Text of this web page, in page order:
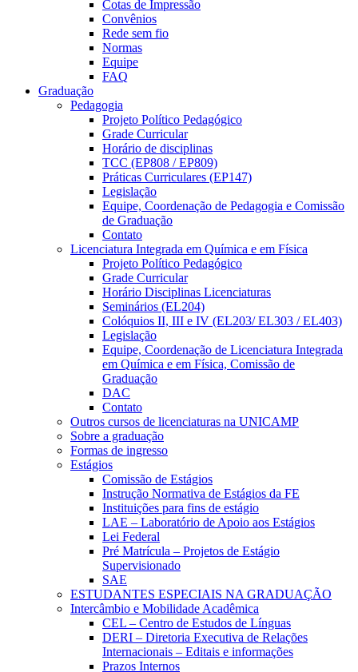
Cotas de Impressão
Convênios
Rede sem fio
Normas
Equipe
FAQ
Graduação
Pedagogia
Projeto Político Pedagógico
Grade Curricular
Horário de disciplinas
TCC (EP808 / EP809)
Práticas Curriculares (EP147)
Legislação
Equipe, Coordenação de Pedagogia e Comissão
de Graduação
Contato
Licenciatura Integrada em Química e em Física
Projeto Político Pedagógico
Grade Curricular
Horário Disciplinas Licenciaturas
Seminários (EL204)
Colóquios II, III e IV (EL203/ EL303 / EL403)
Legislação
Equipe, Coordenação de Licenciatura Integrada
em Química e em Física, Comissão de
Graduação
DAC
Contato
Outros cursos de licenciaturas na UNICAMP
Sobre a graduação
Formas de ingresso
Estágios
Comissão de Estágios
Instrução Normativa de Estágios da FE
Instituições para fins de estágio
LAE – Laboratório de Apoio aos Estágios
Lei Federal
Pré Matrícula – Projetos de Estágio
Supervisionado
SAE
ESTUDANTES ESPECIAIS NA GRADUAÇÃO
Intercâmbio e Mobilidade Acadêmica
CEL – Centro de Estudos de Línguas
DERI – Diretoria Executiva de Relações
Internacionais – Editais e informações
Prazos Internos